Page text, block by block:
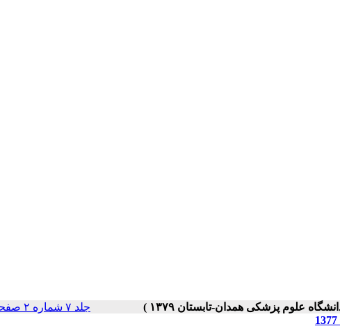
جلد ۷ شماره ۲ صفحات ۰-۰